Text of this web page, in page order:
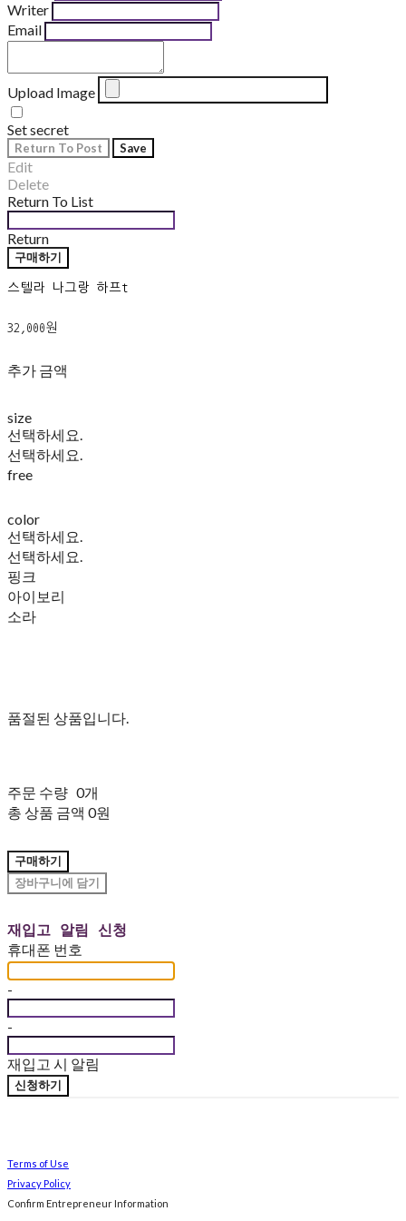
Writer
Email
Upload Image
Set secret
Return To Post Save
Edit
Delete
Return To List
Return
구매하기
스텔라 나그랑 하프t
32,000원
추가 금액
size
선택하세요.
선택하세요.
free
color
선택하세요.
선택하세요.
핑크
아이보리
소라
품절된 상품입니다.
주문 수량 0개
총 상품 금액 0원
구매하기
장바구니에 담기
재입고 알림 신청
휴대폰 번호
-
-
재입고 시 알림
신청하기
Terms of Use
Privacy Policy
Confirm Entrepreneur Information